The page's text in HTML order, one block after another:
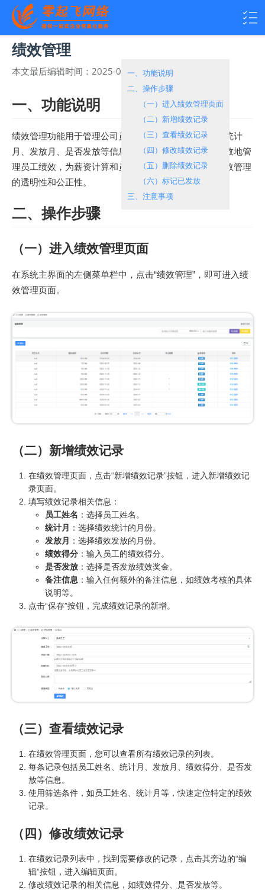
绩效管理
本文最后编辑时间： 2025-05-23 16:02:00
一、功能说明
绩效管理功能用于管理公司员工的绩效数据，包括设置统计
月、发放月、是否发放等信息。通过此功能，您可以高效地管
理员工绩效，为薪资计算和员工考核提供依据，确保绩效管理
的透明性和公正性。
二、操作步骤
（一）进入绩效管理页面
在系统主界面的左侧菜单栏中，点击“绩效管理”，即可进入绩
效管理页面。
（二）新增绩效记录
在绩效管理页面，点击“新增绩效记录”按钮，进入新增绩效记
录页面。
填写绩效记录相关信息：
员工姓名 ：选择员工姓名。
统计月
：选择绩效统计的月份。
发放月
：选择绩效发放的月份。
绩效得分 ：输入员工的绩效得分。
是否发放 ：选择是否发放绩效奖金。
备注信息 ：输入任何额外的备注信息，如绩效考核的具体
说明等。
点击“保存”按钮，完成绩效记录的新增。
（三）查看绩效记录
在绩效管理页面，您可以查看所有绩效记录的列表。
每条记录包括员工姓名、统计月、发放月、绩效得分、是否发
放等信息。
使用筛选条件，如员工姓名、统计月等，快速定位特定的绩效
记录。
（四）修改绩效记录
在绩效记录列表中，找到需要修改的记录，点击其旁边的“编
辑”按钮，进入编辑页面。
修改绩效记录的相关信息，如绩效得分、是否发放等。
一、功能说明
二、操作步骤
（一）进入绩效管理页面
（二）新增绩效记录
（三）查看绩效记录
（四）修改绩效记录
（五）删除绩效记录
（六）标记已发放
三、注意事项